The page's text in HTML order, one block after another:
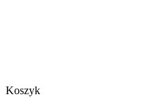
Koszyk